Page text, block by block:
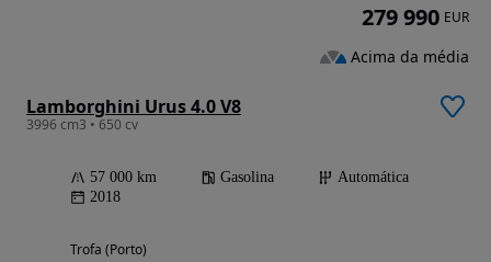
Lamborghini Urus 4.0 V8
3996 cm3 • 650 cv
57 000 km Gasolina
Automática
2018
Trofa (Porto)
279 990 EUR
Acima da média